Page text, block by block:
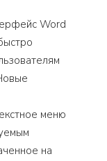
Word
меню
на